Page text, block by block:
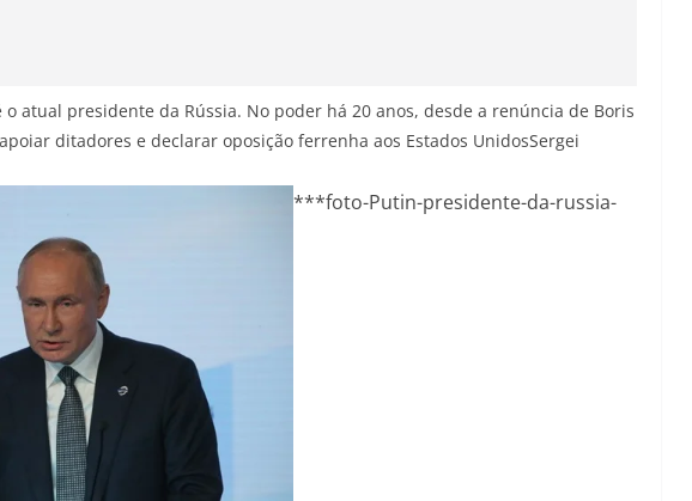
atual presidente da Rússia. No poder há 20 anos, desde a renúncia de Boris
ditadores e declarar oposição ferrenha aos Estados UnidosSergei
***foto-Putin-presidente-da-russia-